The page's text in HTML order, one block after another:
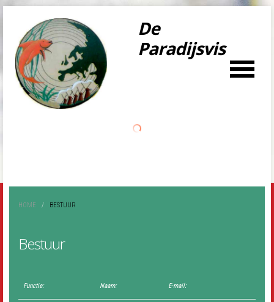
De
Paradijsvis
HOME / BESTUUR
Bestuur
Functie: Naam: E-mail:
LOG IN